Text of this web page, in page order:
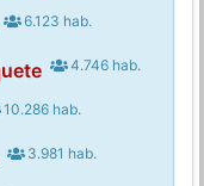
6.123 hab.
4.746 hab.
10.286 hab.
3.981 hab.